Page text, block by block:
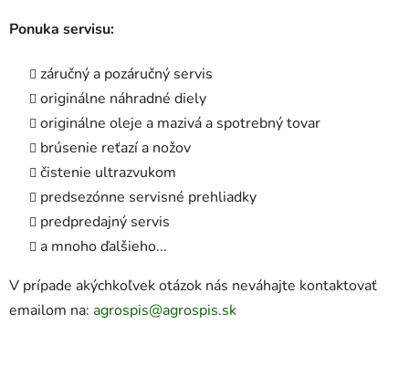
Ponuka servisu:
záručný a pozáručný servis
originálne náhradné diely
originálne oleje a mazivá a spotrebný tovar
brúsenie reťazí a nožov
čistenie ultrazvukom
predsezónne servisné prehliadky
predpredajný servis
a mnoho ďalšieho...
V prípade akýchkoľvek otázok nás neváhajte kontaktovať
emailom na: agrospis@agrospis.sk